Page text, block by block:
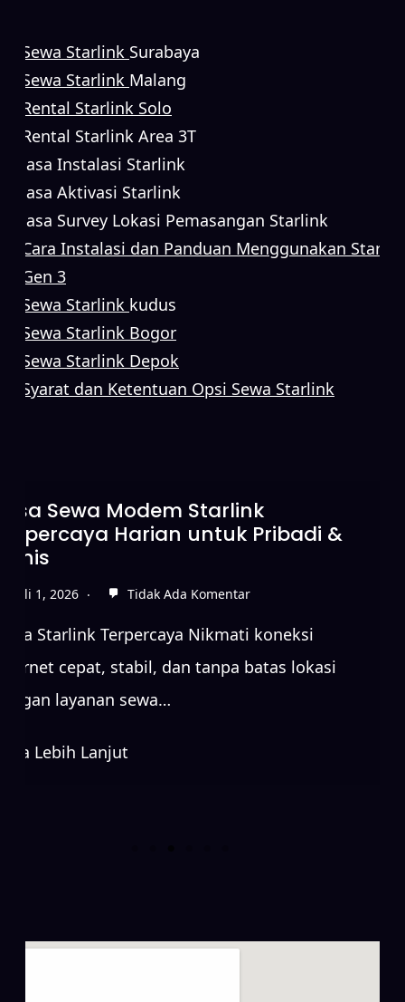
Sewa Starlink Surabaya
Sewa Starlink Malang
Rental Starlink Solo
Rental Starlink Area 3T
Jasa Instalasi Starlink
Jasa Aktivasi Starlink
Jasa Survey Lokasi Pemasangan Starlink
Cara Instalasi dan Panduan Menggunakan
Gen 3
Sewa Starlink kudus
Sewa Starlink Bogor
Sewa Starlink Depok
Syarat dan Ketentuan Opsi Sewa Starlink
Sewa Starlink Tanpa DP untuk
Koneksi Internet Cepat
internet cepat, stabil, dan tanpa batas
dengan layanan sewa…